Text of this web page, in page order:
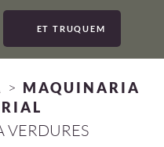
ET TRUQUEM
> MAQUINARIA
VERDURES